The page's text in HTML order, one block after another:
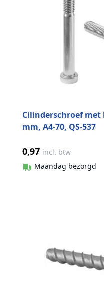
Cilinderschroef met
mm, A4-70, QS-537
0,97 incl. btw
Maandag bezorgd